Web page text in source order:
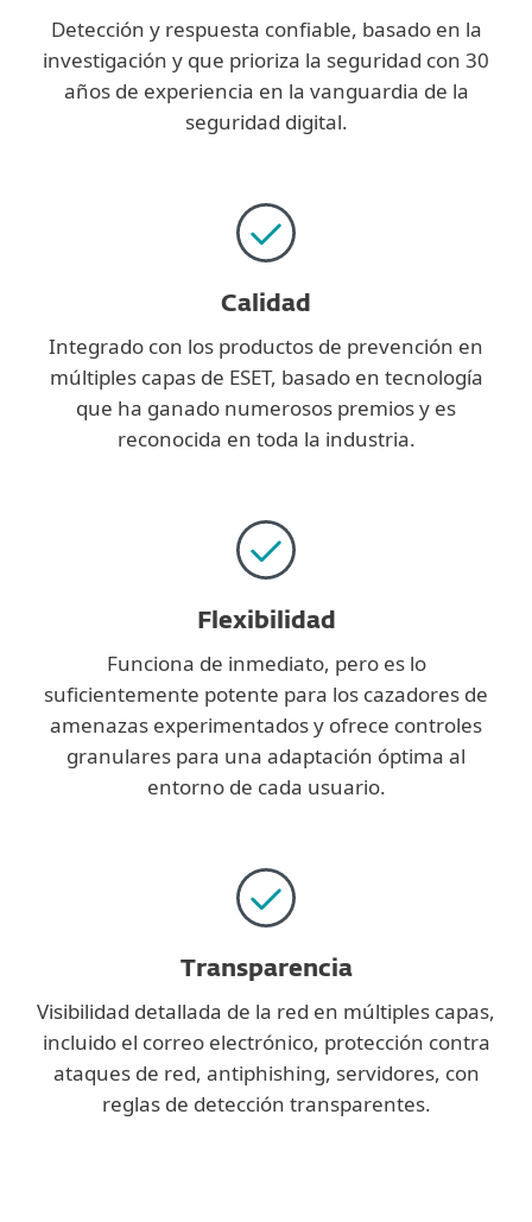
Detección y respuesta confiable, basado en la
investigación y que prioriza la seguridad con 30
años de experiencia en la vanguardia de la
seguridad digital.
Calidad
Integrado con los productos de prevención en
múltiples capas de ESET, basado en tecnología
que ha ganado numerosos premios y es
reconocida en toda la industria.
Flexibilidad
Funciona de inmediato, pero es lo
suficientemente potente para los cazadores de
amenazas experimentados y ofrece controles
granulares para una adaptación óptima al
entorno de cada usuario.
Transparencia
Visibilidad detallada de la red en múltiples capas,
incluido el correo electrónico, protección contra
ataques de red, antiphishing, servidores, con
reglas de detección transparentes.